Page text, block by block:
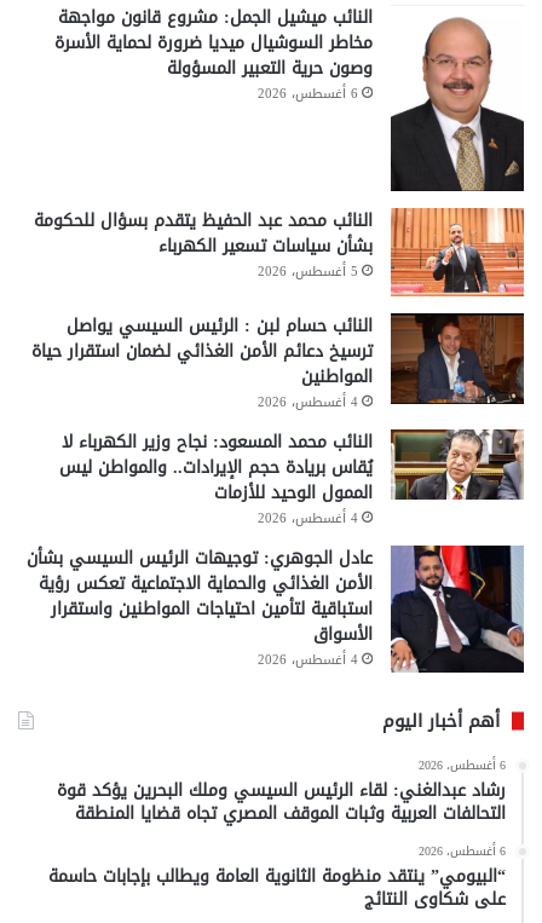
النائب ميشيل الجمل: مشروع قانون مواجهة
مخاطر السوشيال ميديا ضرورة لحماية الأسرة
وصون حرية التعبير المسؤولة
6 أغسطس، 2026
النائب محمد عبد الحفيظ يتقدم بسؤال للحكومة
بشأن سياسات تسعير الكهرباء
5 أغسطس، 2026
النائب حسام لبن : الرئيس السيسي يواصل
ترسيخ دعائم الأمن الغذائي لضمان استقرار حياة
المواطنين
4 أغسطس، 2026
النائب محمد المسعود: نجاح وزير الكهرباء لا
يُقاس بريادة حجم الإيرادات.. والمواطن ليس
الممول الوحيد للأزمات
4 أغسطس، 2026
عادل الجوهري: توجيهات الرئيس السيسي بشأن
الأمن الغذائي والحماية الاجتماعية تعكس رؤية
استباقية لتأمين احتياجات المواطنين واستقرار
الأسواق
4 أغسطس، 2026
أهم أخبار اليوم
6 أغسطس، 2026
رشاد عبدالغني: لقاء الرئيس السيسي وملك البحرين يؤكد قوة
التحالفات العربية وثبات الموقف المصري تجاه قضايا المنطقة
6 أغسطس، 2026
“البيومي” ينتقد منظومة الثانوية العامة ويطالب بإجابات حاسمة
على شكاوى النتائج